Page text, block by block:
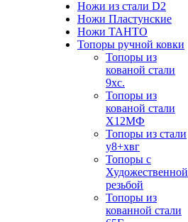
Ножи из стали D2
Ножи Пластунские
Ножи ТАНТО
Топоры ручной ковки
Топоры из
кованой стали
9хс.
Топоры из
кованой стали
Х12МФ
Топоры из стали
у8+хвг
Топоры с
Художественной
резьбой
Топоры из
кованной стали